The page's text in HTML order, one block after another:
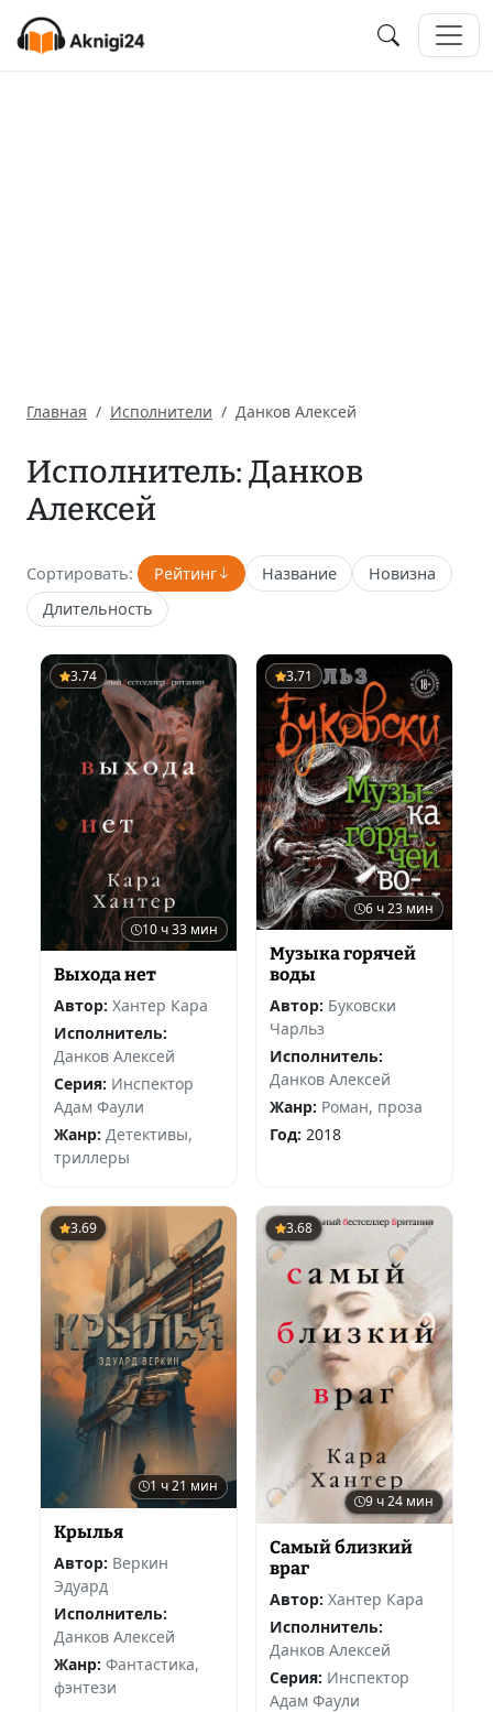
Главная Исполнители Данков Алексей
Исполнитель: Данков
Алексей
Сортировать: Рейтинг Название
Новизна
Длительность
3.74
10 ч 33 мин
Выхода нет
Автор: Хантер Кара
Исполнитель:
Данков Алексей
Серия: Инспектор
Адам Фаули
Жанр: Детективы,
триллеры
3.71
6 ч 23 мин
Музыка горячей
воды
Автор: Буковски
Чарльз
Исполнитель:
Данков Алексей
Жанр: Роман, проза
Год: 2018
3.69
1 ч 21 мин
Крылья
Автор: Веркин
Эдуард
Исполнитель:
Данков Алексей
Жанр: Фантастика,
фэнтези
3.68
9 ч 24 мин
Самый близкий
враг
Автор: Хантер Кара
Исполнитель:
Данков Алексей
Серия: Инспектор
Адам Фаули